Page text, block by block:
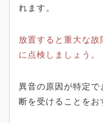
れます。
放置すると重大な
に点検しましょう。
異音の原因が特定
断を受けることをお